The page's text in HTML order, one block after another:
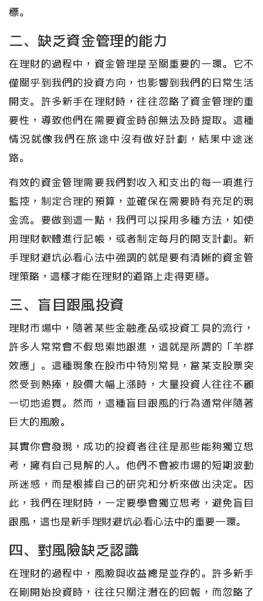
標。
二、缺乏資金管理的能力
在理財的過程中，資金管理是至關重要的一環。它不
僅關乎到我們的投資方向，也影響到我們的日常生活
開支。許多新手在理財時，往往忽略了資金管理的重
要性，導致他們在需要資金時卻無法及時提取。這種
情況就像我們在旅途中沒有做好計劃，結果中途迷
路。
有效的資金管理需要我們對收入和支出的每一項進行
監控，制定合理的預算，並確保在需要時有充足的現
金流。要做到這一點，我們可以採用多種方法，如使
用理財軟體進行記帳，或者制定每月的開支計劃。新
手理財避坑必看心法中強調的就是要有清晰的資金管
理策略，這樣才能在理財的道路上走得更穩。
三、盲目跟風投資
理財市場中，隨著某些金融產品或投資工具的流行，
許多人常常會不假思索地跟進，這就是所謂的「羊群
效應」。這種現象在股市中特別常見，當某支股票突
然受到熱捧，股價大幅上漲時，大量投資人往往不顧
一切地追買。然而，這種盲目跟風的行為通常伴隨著
巨大的風險。
其實你會發現，成功的投資者往往是那些能夠獨立思
考，擁有自己見解的人。他們不會被市場的短期波動
所迷惑，而是根據自己的研究和分析來做出決定。因
此，我們在理財時，一定要學會獨立思考，避免盲目
跟風，這也是新手理財避坑必看心法中的重要一環。
四、對風險缺乏認識
在理財的過程中，風險與收益總是並存的。許多新手
在剛開始投資時，往往只關注潛在的回報，而忽略了